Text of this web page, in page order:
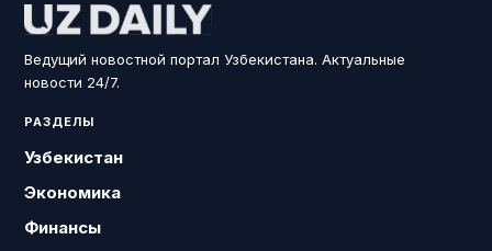
Ведущий новостной портал Узбекистана. Актуальные
новости 24/7.
РАЗДЕЛЫ
Узбекистан
Экономика
Финансы